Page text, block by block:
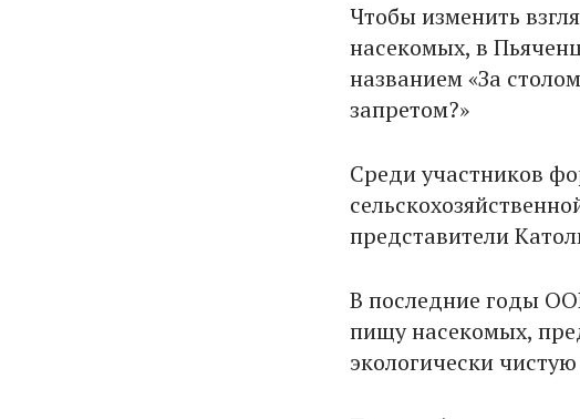
Чтобы изменить
насекомых, в
названием «За
запретом?»
Среди участников
представители
В последние годы
пищу насекомых,
экологически